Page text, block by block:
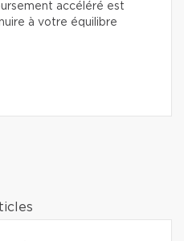
accéléré est
à votre équilibre